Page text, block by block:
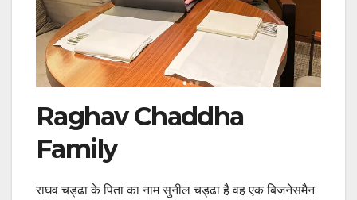
Raghav Chaddha
Family
राघव चड्ढा के पिता का नाम सुनील चड्ढा है वह एक बिजनेसमैन